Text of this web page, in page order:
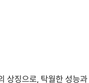
상징으로, 탁월한 성능과